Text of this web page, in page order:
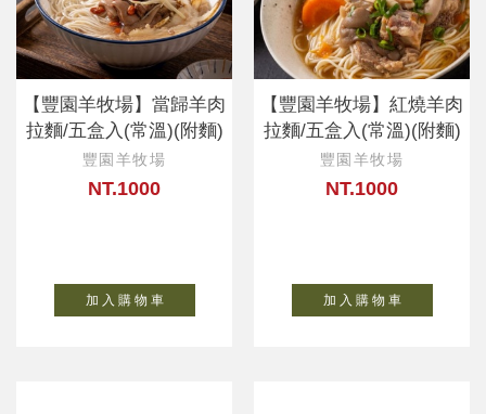
【豐園羊牧場】當歸羊肉
拉麵/五盒入(常溫)(附麵)
豐園羊牧場
NT.1000
加 入 購 物 車
【豐園羊牧場】紅燒羊肉
拉麵/五盒入(常溫)(附麵)
豐園羊牧場
NT.1000
加 入 購 物 車